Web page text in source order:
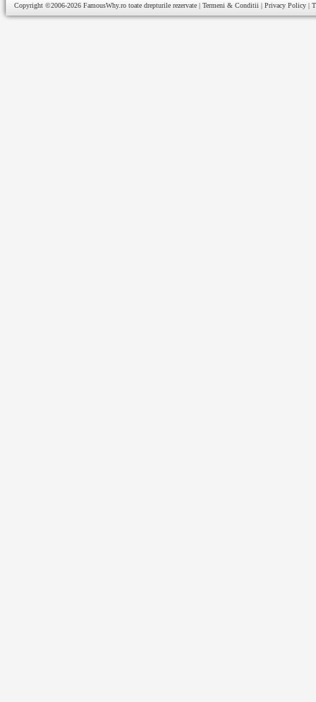
Copyright ©2006-2026 FamousWhy.ro toate drepturile rezervate | Termeni & Conditii | Privacy Policy |